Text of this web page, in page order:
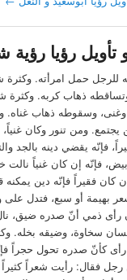
تأويل رؤيا
للرجل حمل امرأته.
ذهاب كربه. وكثرة
وسقوطه ذهاب غناه.
يجتمع. ومن تنور وكان
فإنّه يقضي دينه بالجد
فإنّه إن كان غنياً نالت
كان فقيراً فإنّه دين يمكنه
بهيمة أو سبع، فتدل على
ذمي أنّ صدره ضيق،
سخاوة، وضيقه بخله.
رأى كأنّ صدره تحول حجراً
رجل فقال: رأيت شعراً